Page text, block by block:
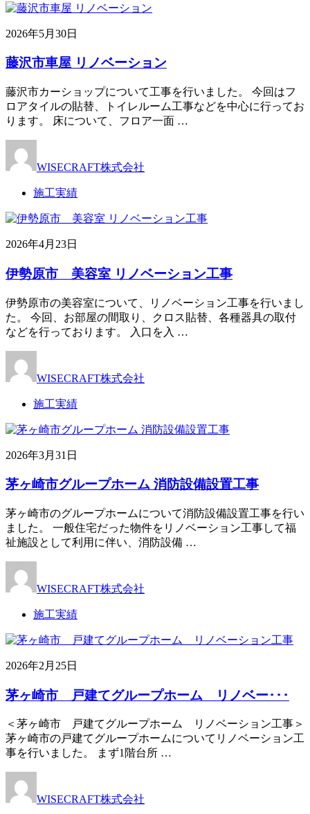
2026年5月30日
藤沢市車屋 リノベーション
藤沢市カーショップについて工事を行いました。 今回はフ
ロアタイルの貼替、トイレルーム工事などを中心に行ってお
ります。 床について、フロア一面 …
WISECRAFT株式会社
施工実績
2026年4月23日
伊勢原市 美容室 リノベーション工事
伊勢原市の美容室について、リノベーション工事を行いまし
た。 今回、お部屋の間取り、クロス貼替、各種器具の取付
などを行っております。 入口を入 …
WISECRAFT株式会社
施工実績
2026年3月31日
茅ヶ崎市グループホーム 消防設備設置工事
茅ヶ崎市のグループホームについて消防設備設置工事を行い
ました。 一般住宅だった物件をリノベーション工事して福
祉施設として利用に伴い、消防設備 …
WISECRAFT株式会社
施工実績
2026年2月25日
茅ヶ崎市 戸建てグループホーム リノベー･･･
＜茅ヶ崎市 戸建てグループホーム リノベーション工事＞
茅ヶ崎市の戸建てグループホームについてリノベーション工
事を行いました。 まず1階台所 …
WISECRAFT株式会社